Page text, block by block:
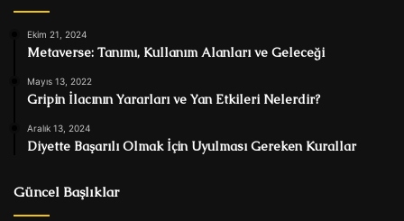
Ekim 21, 2024
Metaverse: Tanımı, Kullanım Alanları ve Geleceği
Mayıs 13, 2022
Gripin İlacının Yararları ve Yan Etkileri Nelerdir?
Aralık 13, 2024
Diyette Başarılı Olmak İçin Uyulması Gereken Kurallar
Güncel Başlıklar